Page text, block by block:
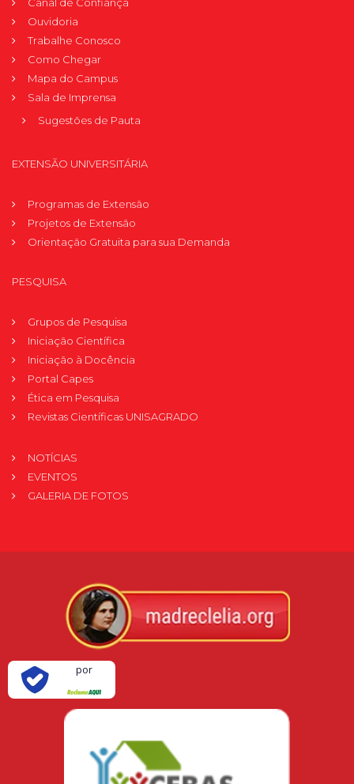
Ouvidoria
Trabalhe Conosco
Como Chegar
Mapa do Campus
Sala de Imprensa
Sugestões de Pauta
EXTENSÃO UNIVERSITÁRIA
Programas de Extensão
Projetos de Extensão
Orientação Gratuita para sua Demanda
PESQUISA
Grupos de Pesquisa
Iniciação Científica
Iniciação à Docência
Portal Capes
Ética em Pesquisa
Revistas Científicas UNISAGRADO
NOTÍCIAS
EVENTOS
GALERIA DE FOTOS
por